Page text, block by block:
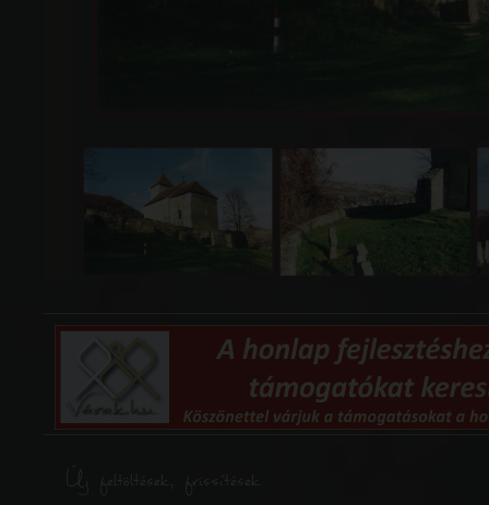
Új feltöltések, frissítések